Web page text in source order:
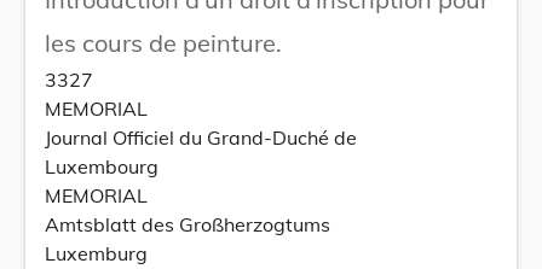
les cours de peinture.
3327
MEMORIAL
Journal Officiel du Grand-Duché de
Luxembourg
MEMORIAL
Amtsblatt des Großherzogtums
Luxemburg